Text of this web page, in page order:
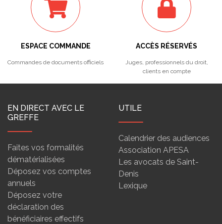
ESPACE COMMANDE
Commandes de documents officiels
ACCÈS RÉSERVÉS
Juges, professionnels du droit,
clients en compte
EN DIRECT AVEC LE
GREFFE
Faites vos formalités
dématérialisées
Déposez vos comptes
annuels
Déposez votre
déclaration des
bénéficiaires effectifs
UTILE
Calendrier des audiences
Association APESA
Les avocats de Saint-
Denis
Lexique